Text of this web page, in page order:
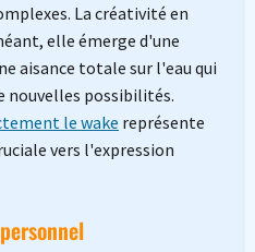
La créativité en
elle émerge d'une
aisance totale sur l'eau qui
nouvelles possibilités.
le wake représente
vers l'expression